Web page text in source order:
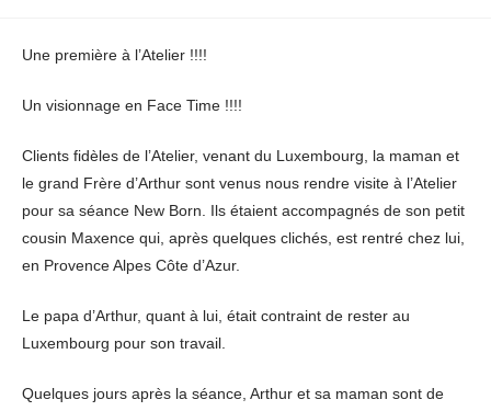
Une première à l’Atelier !!!!
Un visionnage en Face Time !!!!
Clients fidèles de l’Atelier, venant du Luxembourg, la maman et
le grand Frère d’Arthur sont venus nous rendre visite à l’Atelier
pour sa séance New Born. Ils étaient accompagnés de son petit
cousin Maxence qui, après quelques clichés, est rentré chez lui,
en Provence Alpes Côte d’Azur.
Le papa d’Arthur, quant à lui, était contraint de rester au
Luxembourg pour son travail.
Quelques jours après la séance, Arthur et sa maman sont de